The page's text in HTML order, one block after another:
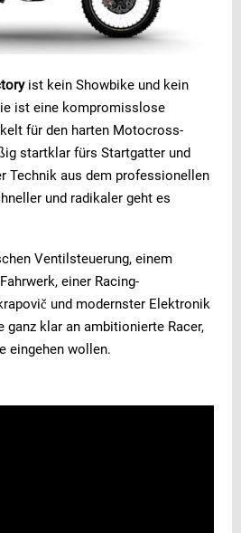
ist kein Showbike und kein
ist eine kompromisslose
für den harten Motocross-
startklar fürs Startgatter und
Technik aus dem professionellen
und radikaler geht es
Ventilsteuerung, einem
einer Racing-
und modernster Elektronik
klar an ambitionierte Racer,
eingehen wollen.